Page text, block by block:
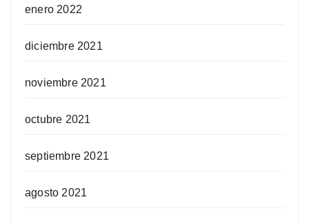
enero 2022
diciembre 2021
noviembre 2021
octubre 2021
septiembre 2021
agosto 2021